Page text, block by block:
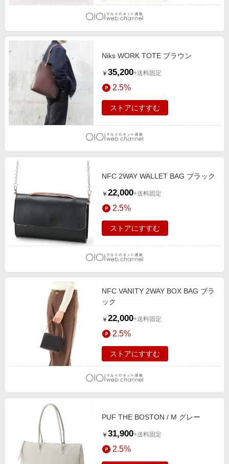
Niks WORK TOTE ブラウン
￥ 35,200+送料固定
2.5%
ストアにすすむ
NFC 2WAY WALLET BAG ブラック
￥ 22,000+送料固定
2.5%
ストアにすすむ
NFC VANITY 2WAY BOX BAG ブラ
ック
￥ 22,000+送料固定
2.5%
ストアにすすむ
PUF THE BOSTON / M グレー
￥ 31,900+送料固定
2.5%